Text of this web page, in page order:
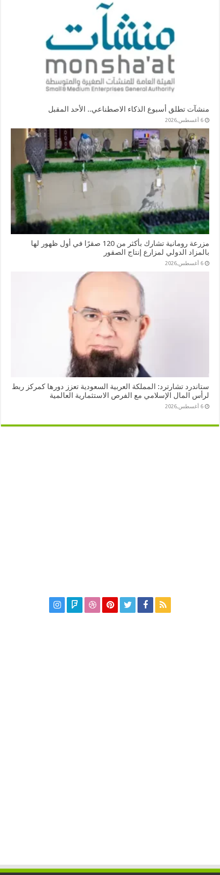
منشآت تطلق أسبوع الذكاء الاصطناعي.. الأحد المقبل
6 أغسطس,2026
مزرعة رومانية تشارك بأكثر من 120 صقرًا في أول ظهور لها
بالمزاد الدولي لمزارع إنتاج الصقور
6 أغسطس,2026
ستاندرد تشارترد: المملكة العربية السعودية تعزز دورها كمركز ربط
لرأس المال الإسلامي مع الفرص الاستثمارية العالمية
6 أغسطس,2026